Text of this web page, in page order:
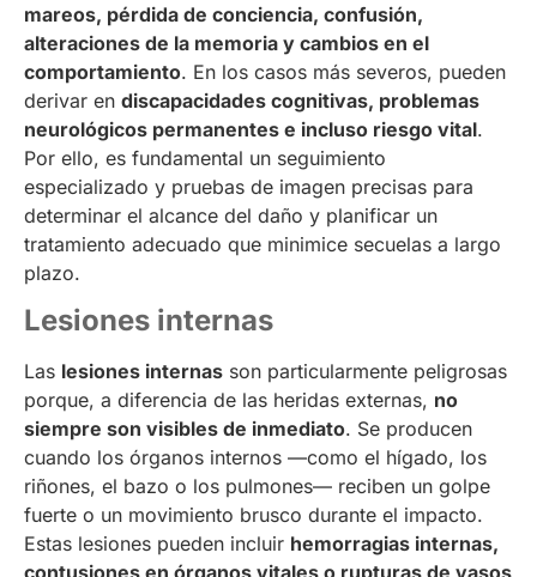
mareos, pérdida de conciencia, confusión,
alteraciones de la memoria y cambios en el
comportamiento. En los casos más severos, pueden
derivar en discapacidades cognitivas, problemas
neurológicos permanentes e incluso riesgo vital.
Por ello, es fundamental un seguimiento
especializado y pruebas de imagen precisas para
determinar el alcance del daño y planificar un
tratamiento adecuado que minimice secuelas a largo
plazo.
Lesiones internas
Las lesiones internas son particularmente peligrosas
porque, a diferencia de las heridas externas, no
siempre son visibles de inmediato. Se producen
cuando los órganos internos —como el hígado, los
riñones, el bazo o los pulmones— reciben un golpe
fuerte o un movimiento brusco durante el impacto.
Estas lesiones pueden incluir hemorragias internas,